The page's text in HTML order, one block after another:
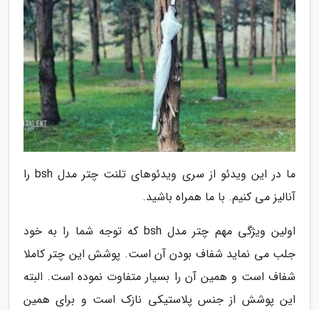
ما در این ویدئو از سری ویدئوهای تلنت چتر مدل bsh را
آنالیز می کنیم. با ما همراه باشید.
اولین ویژگی مهم چتر مدل bsh که توجه شما را به خود
جلب می نماید شفاف بودن آن است. پوشش این چتر کاملا
شفاف است و همین آن را بسیار متفاوت نموده است. البته
این پوشش از جنس پلاستیکی نازک است و برای همین